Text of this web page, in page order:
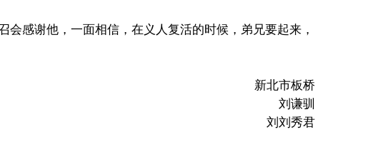
感谢他，一面相信，在义人复活的时候，弟兄要起来，
新北市板桥
刘谦驯
刘刘秀君